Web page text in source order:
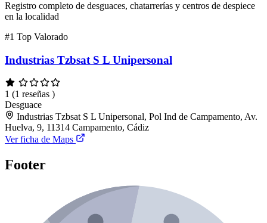
Registro completo de desguaces, chatarrerías y centros de despiece
en la localidad
#1 Top Valorado
Industrias Tzbsat S L Unipersonal
1 (1 reseñas )
Desguace
Industrias Tzbsat S L Unipersonal, Pol Ind de Campamento, Av.
Huelva, 9, 11314 Campamento, Cádiz
Ver ficha de Maps
Footer